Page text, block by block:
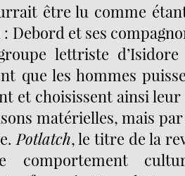
être lu comme
: Debord et ses
lettriste
que les hommes
et choisissent ainsi
matérielles, mais
Potlatch, le titre de la
comportement